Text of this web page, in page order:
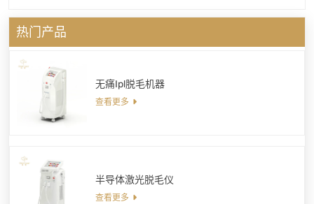
热门产品
无痛Ipl脱毛机器
查看更多
半导体激光脱毛仪
查看更多